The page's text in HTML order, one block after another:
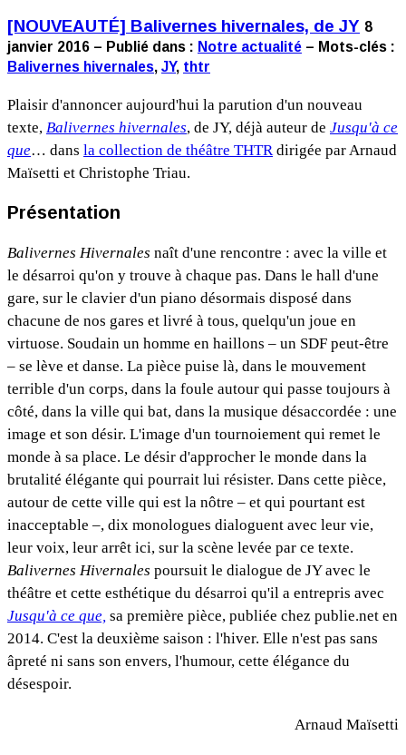
[NOUVEAUTÉ] Balivernes hivernales, de JY 8
janvier 2016 – Publié dans : Notre actualité – Mots-clés :
Balivernes hivernales, JY, thtr
Plaisir d'annoncer aujourd'hui la parution d'un nouveau
texte, Balivernes hivernales, de JY, déjà auteur de Jusqu'à ce
que… dans la collection de théâtre THTRdirigée par Arnaud
Maïsetti et Christophe Triau.
Présentation
Balivernes Hivernales naît d'une rencontre : avec la ville et
le désarroi qu'on y trouve à chaque pas. Dans le hall d'une
gare, sur le clavier d'un piano désormais disposé dans
chacune de nos gares et livré à tous, quelqu'un joue en
virtuose. Soudain un homme en haillons – un SDF peut-être
– se lève et danse. La pièce puise là, dans le mouvement
terrible d'un corps, dans la foule autour qui passe toujours à
côté, dans la ville qui bat, dans la musique désaccordée : une
image et son désir. L'image d'un tournoiement qui remet le
monde à sa place. Le désir d'approcher le monde dans la
brutalité élégante qui pourrait lui résister. Dans cette pièce,
autour de cette ville qui est la nôtre – et qui pourtant est
inacceptable –, dix monologues dialoguent avec leur vie,
leur voix, leur arrêt ici, sur la scène levée par ce texte.
Balivernes Hivernales poursuit le dialogue de JY avec le
théâtre et cette esthétique du désarroi qu'il a entrepris avec
Jusqu'à ce que, sa première pièce, publiée chez publie.net en
2014. C'est la deuxième saison : l'hiver. Elle n'est pas sans
âpreté ni sans son envers, l'humour, cette élégance du
désespoir.
Arnaud Maïsetti